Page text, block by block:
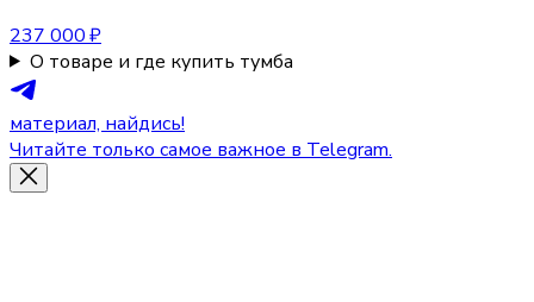
237 000 ₽
О товаре и где купить тумба
материал, найдись!
Читайте только самое важное в Telegram.